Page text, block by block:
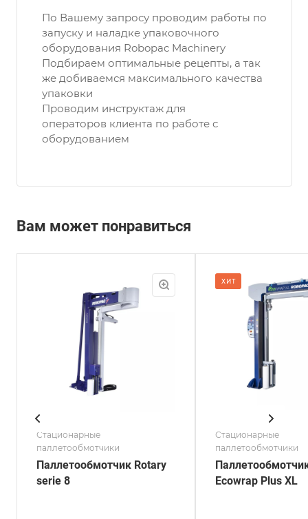
По Вашему запросу проводим работы по
запуску и наладке упаковочного
оборудования Robopac Machinery
Подбираем оптимальные рецепты, а так
же добиваемся максимального качества
упаковки
Проводим инструктаж для
операторов клиента по работе с
оборудованием
Вам может понравиться
Стационарные
паллетообмотчики
Паллетообмотчик Rotary
serie 8
Максимальная высота
паллета
2000
ХИТ
Стационарные
паллетообмотчики
Ecowrap Plus XL
паллета
2000 мм